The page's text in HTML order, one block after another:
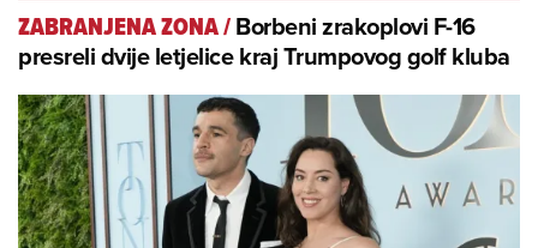
ZABRANJENA ZONA/Borbeni zrakoplovi F-16
presreli dvije letjelice kraj Trumpovog golf kluba